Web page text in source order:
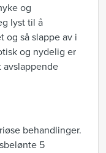
og
lyst til å
og så slappe av i
og nydelig er
avslappende
behandlinger.
5